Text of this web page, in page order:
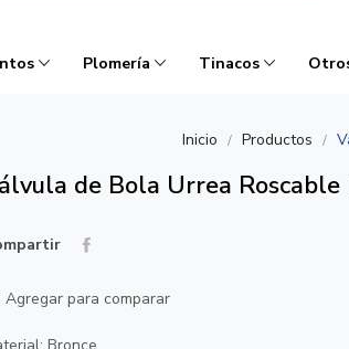
Plomería Tinacos
Inicio Productos
de Bola Urrea
Agregar para comparar